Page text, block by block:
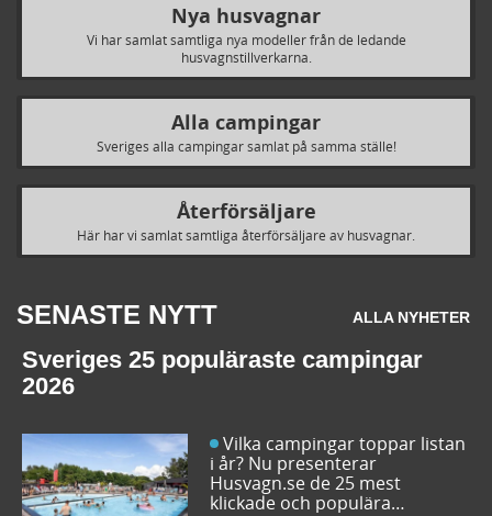
Nya husvagnar
Vi har samlat samtliga nya modeller från de ledande
husvagnstillverkarna.
Alla campingar
Sveriges alla campingar samlat på samma ställe!
Återförsäljare
Här har vi samlat samtliga återförsäljare av husvagnar.
SENASTE NYTT ALLA NYHETER
Sveriges 25 populäraste campingar
2026
Vilka campingar toppar listan
i år? Nu presenterar
Husvagn.se de 25 mest
klickade och populära